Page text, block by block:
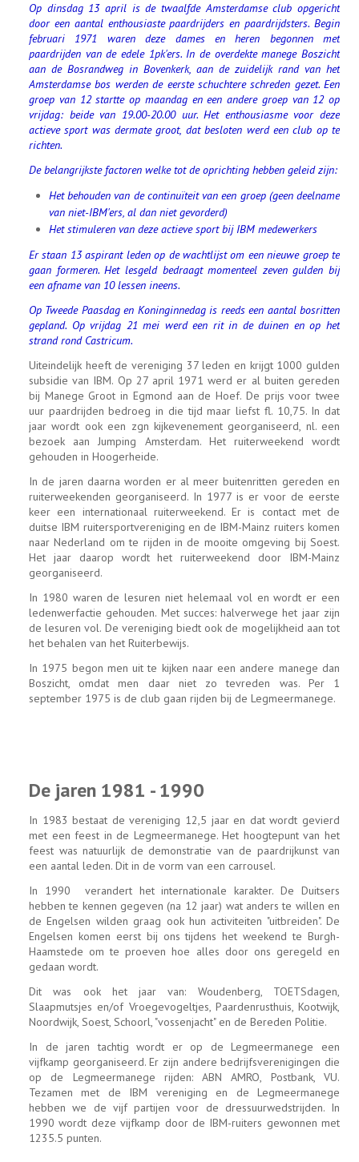
Op dinsdag 13 april is de twaalfde Amsterdamse club opgericht
door een aantal enthousiaste paardrijders en paardrijdsters. Begin
februari 1971 waren deze dames en heren begonnen met
paardrijden van de edele 1pk'ers. In de overdekte manege Boszicht
aan de Bosrandweg in Bovenkerk, aan de zuidelijk rand van het
Amsterdamse bos werden de eerste schuchtere schreden gezet. Een
groep van 12 startte op maandag en een andere groep van 12 op
vrijdag: beide van 19.00-20.00 uur. Het enthousiasme voor deze
actieve sport was dermate groot, dat besloten werd een club op te
richten.
De belangrijkste factoren welke tot de oprichting hebben geleid zijn:
Het behouden van de continuïteit van een groep (geen deelname
van niet-IBM'ers, al dan niet gevorderd)
Het stimuleren van deze actieve sport bij IBM medewerkers
Er staan 13 aspirant leden op de wachtlijst om een nieuwe groep te
gaan formeren. Het lesgeld bedraagt momenteel zeven gulden bij
een afname van 10 lessen ineens.
Op Tweede Paasdag en Koninginnedag is reeds een aantal bosritten
gepland. Op vrijdag 21 mei werd een rit in de duinen en op het
strand rond Castricum.
Uiteindelijk heeft de vereniging 37 leden en krijgt 1000 gulden
subsidie van IBM. Op 27 april 1971 werd er al buiten gereden
bij Manege Groot in Egmond aan de Hoef. De prijs voor twee
uur paardrijden bedroeg in die tijd maar liefst fl. 10,75. In dat
jaar wordt ook een zgn kijkevenement georganiseerd, nl. een
bezoek aan Jumping Amsterdam. Het ruiterweekend wordt
gehouden in Hoogerheide.
In de jaren daarna worden er al meer buitenritten gereden en
ruiterweekenden georganiseerd. In 1977 is er voor de eerste
keer een internationaal ruiterweekend. Er is contact met de
duitse IBM ruitersportvereniging en de IBM-Mainz ruiters komen
naar Nederland om te rijden in de mooite omgeving bij Soest.
Het jaar daarop wordt het ruiterweekend door IBM-Mainz
georganiseerd.
In 1980 waren de lesuren niet helemaal vol en wordt er een
ledenwerfactie gehouden. Met succes: halverwege het jaar zijn
de lesuren vol. De vereniging biedt ook de mogelijkheid aan tot
het behalen van het Ruiterbewijs.
In 1975 begon men uit te kijken naar een andere manege dan
Boszicht, omdat men daar niet zo tevreden was. Per 1
september 1975 is de club gaan rijden bij de Legmeermanege.
De jaren 1981 - 1990
In 1983 bestaat de vereniging 12,5 jaar en dat wordt gevierd
met een feest in de Legmeermanege. Het hoogtepunt van het
feest was natuurlijk de demonstratie van de paardrijkunst van
een aantal leden. Dit in de vorm van een carrousel.
In 1990 verandert het internationale karakter. De Duitsers
hebben te kennen gegeven (na 12 jaar) wat anders te willen en
de Engelsen wilden graag ook hun activiteiten "uitbreiden". De
Engelsen komen eerst bij ons tijdens het weekend te Burgh-
Haamstede om te proeven hoe alles door ons geregeld en
gedaan wordt.
Dit was ook het jaar van: Woudenberg, TOETSdagen,
Slaapmutsjes en/of Vroegevogeltjes, Paardenrusthuis, Kootwijk,
Noordwijk, Soest, Schoorl, "vossenjacht" en de Bereden Politie.
In de jaren tachtig wordt er op de Legmeermanege een
vijfkamp georganiseerd. Er zijn andere bedrijfsverenigingen die
op de Legmeermanege rijden: ABN AMRO, Postbank, VU.
Tezamen met de IBM vereniging en de Legmeermanege
hebben we de vijf partijen voor de dressuurwedstrijden. In
1990 wordt deze vijfkamp door de IBM-ruiters gewonnen met
1235.5 punten.